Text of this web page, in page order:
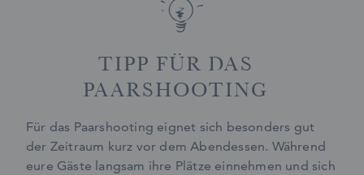
TIPP FÜR DAS
PAARSHOOTING
Für das Paarshooting eignet sich besonders gut
der Zeitraum kurz vor dem Abendessen. Während
eure Gäste langsam ihre Plätze einnehmen und sich